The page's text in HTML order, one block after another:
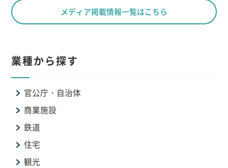
メディア掲載情報一覧はこちら
業種から探す
官公庁・自治体
商業施設
鉄道
住宅
観光